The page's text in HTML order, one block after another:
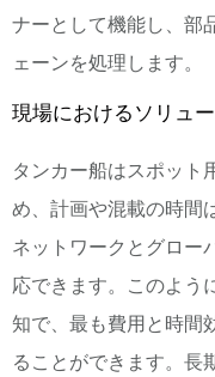
ナーとして機能し、部
ェーンを処理します。
現場におけるソリュ
タンカー船はスポット
め、計画や混載の時間
ネットワークとグロー
応できます。このよう
知で、最も費用と時間
ることができます。長